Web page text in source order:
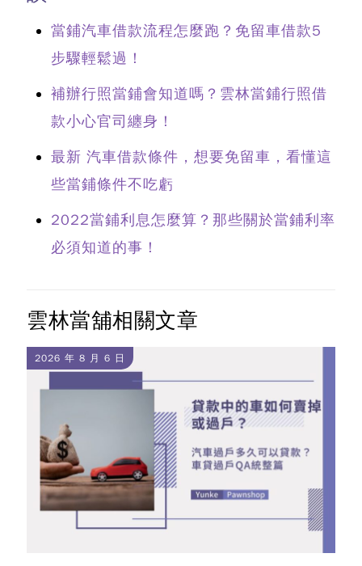
當鋪汽車借款流程怎麼跑？免留車借款5
步驟輕鬆過！
補辦行照當鋪會知道嗎？雲林當鋪行照借
款小心官司纏身！
最新 汽車借款條件，想要免留車，看懂這
些當鋪條件不吃虧
2022當鋪利息怎麼算？那些關於當鋪利率
必須知道的事！
雲林當舖相關文章
2026 年 8 月 6 日